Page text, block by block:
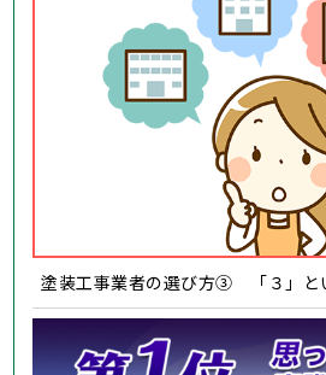
塗装工事業者の選び方③ 「３」と